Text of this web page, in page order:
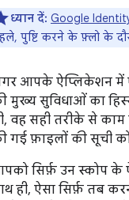
ध्यान दें: Google
पुष्टि करने के फ़्लो के
आपके ऐप्लिकेशन में
मुख्य सुविधाओं का
वह सही तरीके से
गई फ़ाइलों की सूची
सिर्फ़ उन स्कोप के
ही, ऐसा सिर्फ़ तब